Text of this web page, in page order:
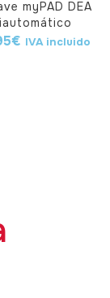
myPAD DEA
€ IVA incluido